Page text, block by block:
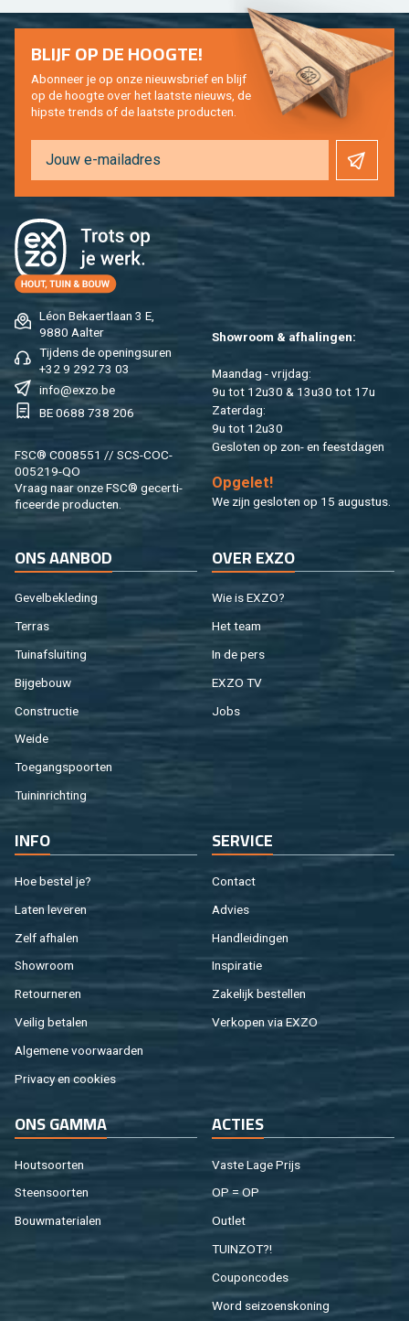
Léon Be­kaert­laan 3 E,
9880 Aal­ter
Tij­dens de ope­nings­uren
+32 9 292 73 03
info@​exzo.​be
BE 0688 738 206
FSC® C008551 // SCS-COC-
005219-QO
Vraag naar onze FSC® ge­cer­ti­
fi­ceer­de pro­duc­ten.
Show­room & af­ha­lin­gen:
Maan­dag - vrij­dag:
9u tot 12u30 & 13u30 tot 17u
Za­ter­dag:
9u tot 12u30
Ge­slo­ten op zon- en feest­da­gen
Op­ge­let!
We zijn ge­slo­ten op 15 au­gus­tus.
BLIJF OP DE HOOG­TE!
Abon­neer je op onze nieuws­brief en blijf
op de hoog­te over het laat­ste nieuws, de
hip­s­te trends of de laat­ste pro­duc­ten.
ONS AAN­BOD
Ge­vel­be­kle­ding
Ter­ras
Tuin­af­slui­ting
Bij­ge­bouw
Con­struc­tie
Weide
Toe­gangs­poor­ten
Tuin­in­rich­ting
OVER EXZO
Wie is EXZO?
Het team
In de pers
EXZO TV
Jobs
INFO
Hoe be­stel je?
Laten le­ve­ren
Zelf af­ha­len
Show­room
Re­tour­ne­ren
Vei­lig be­ta­len
Al­ge­me­ne voor­waar­den
Pri­va­cy en coo­kies
SER­VI­CE
Con­tact
Ad­vies
Hand­lei­din­gen
In­spi­ra­tie
Za­ke­lijk be­stel­len
Ver­ko­pen via EXZO
ONS GAMMA
Hout­soor­ten
Steen­soor­ten
Bouw­ma­te­ri­a­len
AC­TIES
Vaste Lage Prijs
OP = OP
Out­let
TUIN­ZOT?!
Cou­pon­co­des
Word sei­zoens­ko­ning